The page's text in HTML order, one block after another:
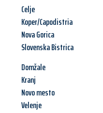
Celje
Koper/Capodistria
Nova Gorica
Slovenska Bistrica
Domžale
Kranj
Novo mesto
Velenje